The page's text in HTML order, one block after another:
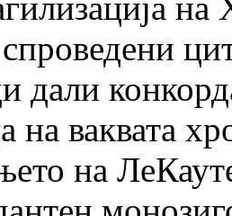
дали
на ваквата
на